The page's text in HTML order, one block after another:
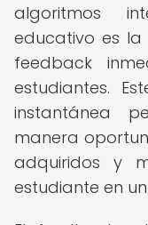
algoritmos
educativo es
feedback
estudiantes.
instantánea
manera
adquiridos y
estudiante en